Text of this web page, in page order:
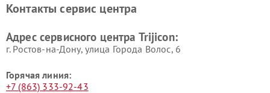
Контакты сервис центра
Адрес сервисного центра Trijicon:
г. Ростов-на-Дону, улица Города Волос, 6
Горячая линия:
+7 (863) 333-92-43